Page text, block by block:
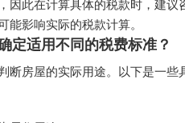
因此在计算具体的税款时，建
能影响实际的税款计算。
定适用不同的税费标准？
房屋的实际用途。以下是一些